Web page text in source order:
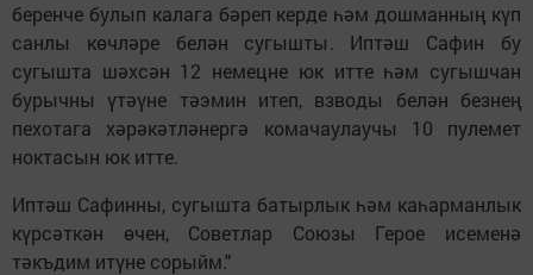
беренче булып калага бәреп керде һәм дошманның күп
санлы көчләре белән сугышты. Иптәш Сафин бу
сугышта шәхсән 12 немецне юк итте һәм сугышчан
бурычны үтәүне тәэмин итеп, взводы белән безнең
пехотага хәрәкәтләнергә комачаулаучы 10 пулемет
ноктасын юк итте.
Иптәш Сафинны, сугышта батырлык һәм каһарманлык
күрсәткән өчен, Советлар Союзы Герое исеменә
тәкъдим итүне сорыйм."